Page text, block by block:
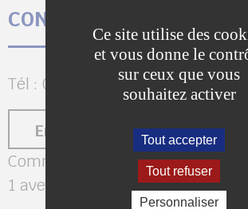
CONTACTEZ LA MICRO-
Tél : 01 64 75 39 89
Envoyer un message
Commanderie des Templiers
1 avenue Foch 77120
Ce site utilise des
et vous donne le
sur ceux que vous
souhaitez activer
Tout accepter
Tout refuser
Personnaliser